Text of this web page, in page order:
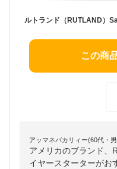
この商
アッマネバカリィー(60代・
アメリカのブランド、
イヤースターターがお